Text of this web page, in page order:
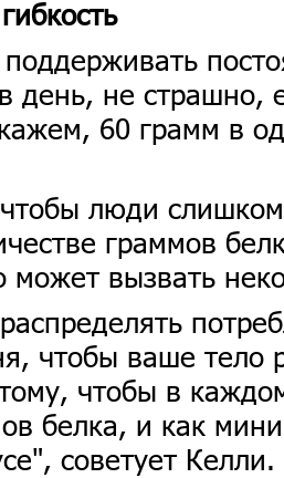
день, не страшно,
60 грамм в
люди слишком
граммов
вызвать
чтобы ваше тело
чтобы в
белка, и как
советует Келли.